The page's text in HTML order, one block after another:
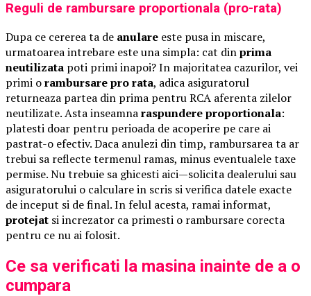
Reguli de rambursare proportionala (pro-rata)
Dupa ce cererea ta de anulare este pusa in miscare,
urmatoarea intrebare este una simpla: cat dinprima
neutilizata poti primi inapoi? In majoritatea cazurilor, vei
primi orambursare pro rata, adica asiguratorul
returneaza partea din prima pentru RCA aferenta zilelor
neutilizate. Asta inseamnaraspundere proportionala:
platesti doar pentru perioada de acoperire pe care ai
pastrat-o efectiv. Daca anulezi din timp, rambursarea ta ar
trebui sa reflecte termenul ramas, minus eventualele taxe
permise. Nu trebuie sa ghicesti aici—solicita dealerului sau
asiguratorului o calculare in scris si verifica datele exacte
de inceput si de final. In felul acesta, ramai informat,
protejat si increzator ca primesti o rambursare corecta
pentru ce nu ai folosit.
Ce sa verificati la masina inainte de a o
cumpara